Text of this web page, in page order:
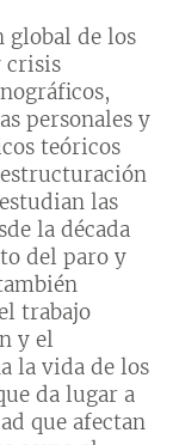
global de los
crisis
personales y
teóricos
las
la década
del paro y
trabajo
y el
la vida de los
da lugar a
que afectan